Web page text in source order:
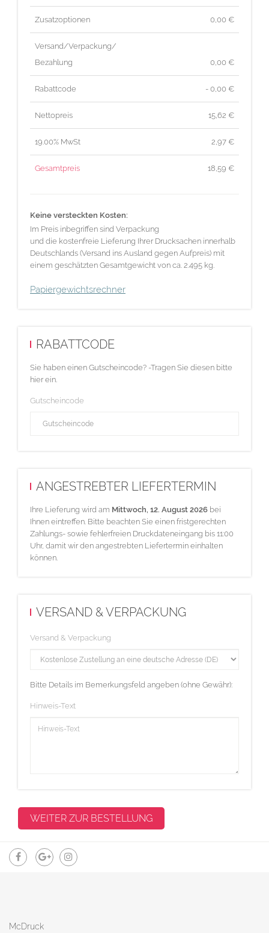
Zusatzoptionen 0,00 €
Versand/Verpackung/
Bezahlung
0,00 €
Rabattcode - 0,00 €
Nettopreis 15,62 €
19.00% MwSt 2,97 €
Gesamtpreis 18,59 €
Keine versteckten Kosten:
Im Preis inbegriffen sind Verpackung
und die kostenfreie Lieferung Ihrer Drucksachen innerhalb
Deutschlands (Versand ins Ausland gegen Aufpreis) mit
einem geschätzten Gesamtgewicht von ca. 2.495 kg.
Papiergewichtsrechner
RABATTCODE
Sie haben einen Gutscheincode? -Tragen Sie diesen bitte
hier ein.
Gutscheincode
ANGESTREBTER LIEFERTERMIN
Ihre Lieferung wird am Mittwoch, 12. August 2026 bei
Ihnen eintreffen. Bitte beachten Sie einen fristgerechten
Zahlungs- sowie fehlerfreien Druckdateneingang bis 11:00
Uhr, damit wir den angestrebten Liefertermin einhalten
können.
VERSAND & VERPACKUNG
Versand & Verpackung
Bitte Details im Bemerkungsfeld angeben (ohne Gewähr):
Hinweis-Text
McDruck